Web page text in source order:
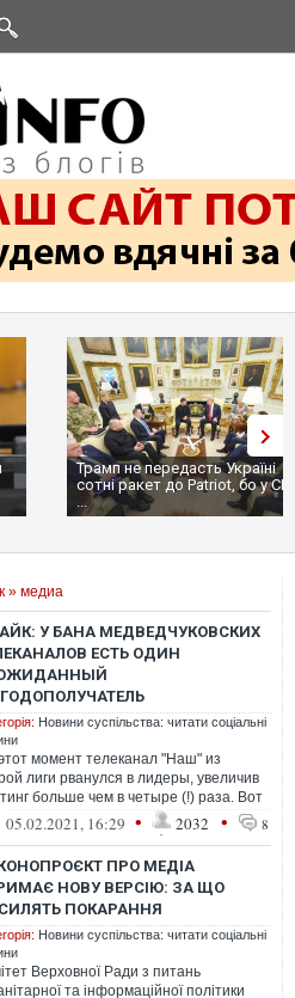
Трамп не передасть Україні
сотні ракет до Patriot, бо у
...
» медиа
У БАНА МЕДВЕДЧУКОВСКИХ
ЕСТЬ ОДИН
Новини суспільства: читати соціальні
момент телеканал "Наш" из
лиги рванулся в лидеры, увеличив
больше чем в четыре (!) раза. Вот
собственник "Нашего"
05.02.2021, 16:29 • 2032 • 8
ПРО МЕДІА
НОВУ ВЕРСІЮ: ЗА ЩО
ПОКАРАННЯ
Новини суспільства: читати соціальні
Верховної Ради з питань
та інформаційної політики